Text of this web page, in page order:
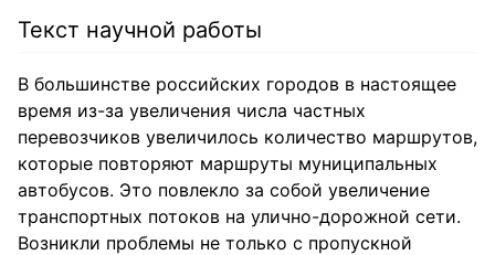
Текст научной работы
В большинстве российских городов в настоящее
время из-за увеличения числа частных
перевозчиков увеличилось количество маршрутов,
которые повторяют маршруты муниципальных
автобусов. Это повлекло за собой увеличение
транспортных потоков на улично-дорожной сети.
Возникли проблемы не только с пропускной